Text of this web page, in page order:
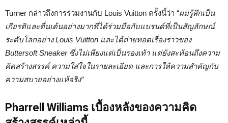
Turner กล่าวถึงการร่วมงานกับ Louis Vuitton ครั้งนี้ว่า “ผมรู้สึกเป็น
เกียรติและตื่นเต้นอย่างมากที่ได้ร่วมมือกับแบรนด์ที่เป็นสัญลักษณ์
ระดับโลกอย่าง Louis Vuitton และได้ถ่ายทอดเรื่องราวของ
Buttersoft Sneaker ซึ่งไม่เพียงแต่เป็นรองเท้า แต่ยังสะท้อนถึงความ
คิดสร้างสรรค์ ความใส่ใจในรายละเอียด และการให้ความสำคัญกับ
ความสบายอย่างแท้จริง”
Pharrell Williams เบื้องหลังของความคิด